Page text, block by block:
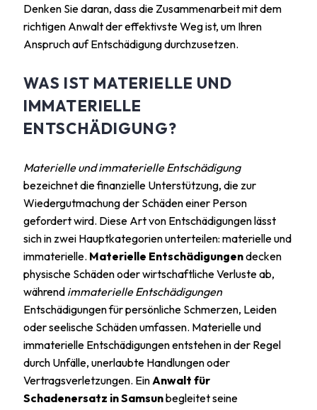
Denken Sie daran, dass die Zusammenarbeit mit dem
richtigen Anwalt der effektivste Weg ist, um Ihren
Anspruch auf Entschädigung durchzusetzen.
WAS IST MATERIELLE UND
IMMATERIELLE
ENTSCHÄDIGUNG?
Materielle und immaterielle Entschädigung
bezeichnet die finanzielle Unterstützung, die zur
Wiedergutmachung der Schäden einer Person
gefordert wird. Diese Art von Entschädigungen lässt
sich in zwei Hauptkategorien unterteilen: materielle und
immaterielle. Materielle Entschädigungendecken
physische Schäden oder wirtschaftliche Verluste ab,
während immaterielle Entschädigungen
Entschädigungen für persönliche Schmerzen, Leiden
oder seelische Schäden umfassen. Materielle und
immaterielle Entschädigungen entstehen in der Regel
durch Unfälle, unerlaubte Handlungen oder
Vertragsverletzungen. Ein Anwalt für
Schadenersatz in Samsunbegleitet seine